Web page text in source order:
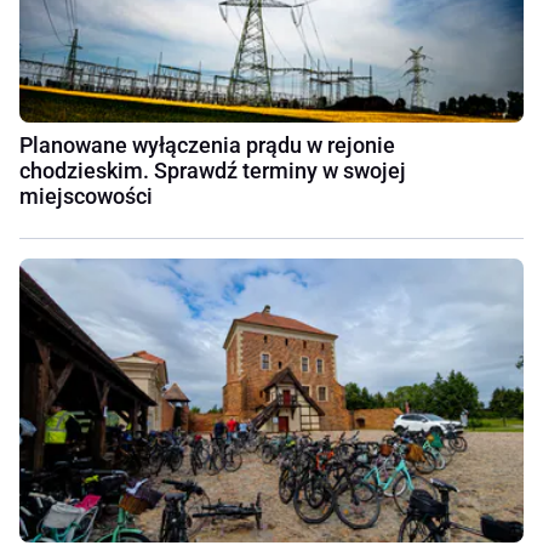
Planowane wyłączenia prądu w rejonie
chodzieskim. Sprawdź terminy w swojej
miejscowości